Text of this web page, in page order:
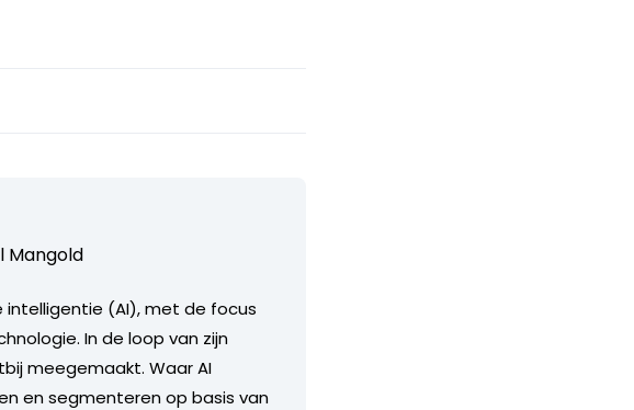
Mangold
(AI), met de focus
In de loop van zijn
meegemaakt. Waar AI
en segmenteren op basis van